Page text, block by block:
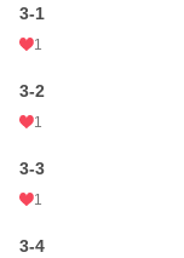
3-1
1
3-2
1
3-3
1
3-4